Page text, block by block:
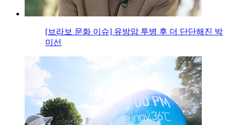
[브라보 문화 이슈] 유방암 투병 후 더 단단해진 박
미선